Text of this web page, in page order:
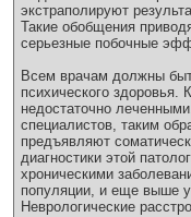
экстраполируют
Такие обобщения
серьезные побочные
Всем врачам должны
психического
недостаточно
специалистов, таким
предъявляют
диагностики этой
хроническими
популяции, и еще выше
Неврологические